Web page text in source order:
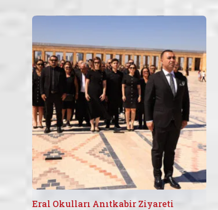
Eral Okulları Anıtkabir Ziyareti